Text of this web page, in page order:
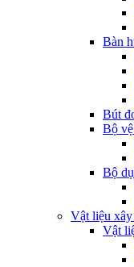
Bàn
Bút
Bộ
Bộ
Vật liệu
Vật